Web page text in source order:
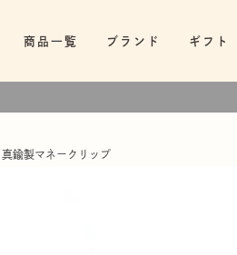
商品一覧 ブランド ギフト
鍮製マネークリップ